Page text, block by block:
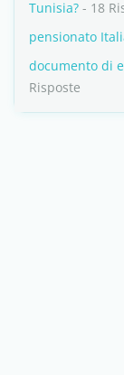
Tunisia? - 18
pensionato
documento di
Risposte